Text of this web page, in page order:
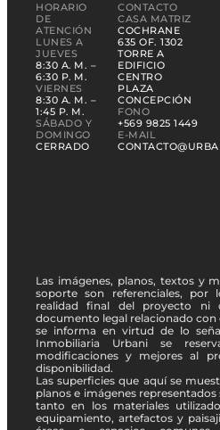
HORARIO
DE
ATENCIÓN
LUNES A
JUEVES
8:30 A. M. –
6:30 P. M.
VIERNES
8:30 A. M. –
1:45 P. M.
SÁBADO Y
DOMINGO
CERRADO
CONTACTO
CASA MATRIZ
COCHRANE
635 OF. 1302
TORRE A
EDIFICIO
CENTRO
PLAZA
CONCEPCIÓN
FONO
+569 9825 1449
E-MAIL
Las imágenes, planos, textos y
soporte son referenciales, por
realidad final del proyecto ni
documento legal relacionado con
se informa en virtud de lo
Inmobiliaria Urbani se
modificaciones y mejores al
disponibilidad.
Las superficies que aquí se
planos e imágenes
tanto en los materiales
equipamiento, artefactos y